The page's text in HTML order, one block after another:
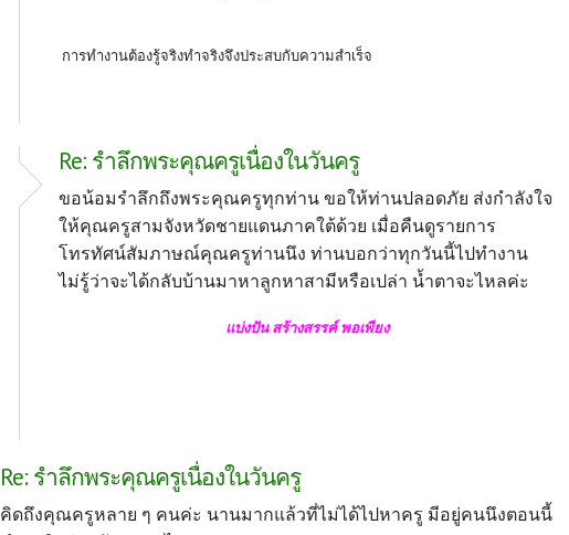
การทำงานต้องรู้จริงทำจริงจึงประสบกับความสำเร็จ
Re: รำลึกพระคุณครูเนื่องในวันครู
ขอน้อมรำลึกถึงพระคุณครูทุกท่าน ขอให้ท่านปลอดภัย ส่งกำลังใจ
ให้คุณครูสามจังหวัดชายแดนภาคใต้ด้วย เมื่อคืนดูรายการ
โทรทัศน์สัมภาษณ์คุณครูท่านนึง ท่านบอกว่าทุกวันนี้ไปทำงาน
ไม่รู้ว่าจะได้กลับบ้านมาหาลูกหาสามีหรือเปล่า น้ำตาจะไหลค่ะ
แบ่งปัน สร้างสรรค์ พอเพียง
Re: รำลึกพระคุณครูเนื่องในวันครู
คิดถึงคุณครูหลาย ๆ คนค่ะ นานมากแล้วที่ไม่ได้ไปหาครู มีอยู่คนนึงตอนนี้